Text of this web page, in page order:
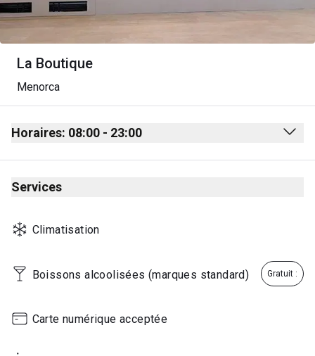
La Boutique
Menorca
Horaires: 08:00 - 23:00
Monday 08:00 - 23:00
Tuesday
Thursday
Friday 08:00 - 23:00
Sunday
Services
Climatisation
Boissons alcoolisées (marques standard) Gratuit :
Carte numérique acceptée